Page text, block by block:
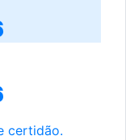
certidão.